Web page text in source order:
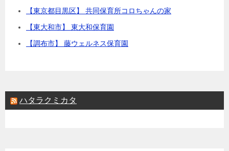
【東京都目黒区】 共同保育所コロちゃんの家
【東大和市】 東大和保育園
【調布市】 藤ウェルネス保育園
ハタラクミカタ